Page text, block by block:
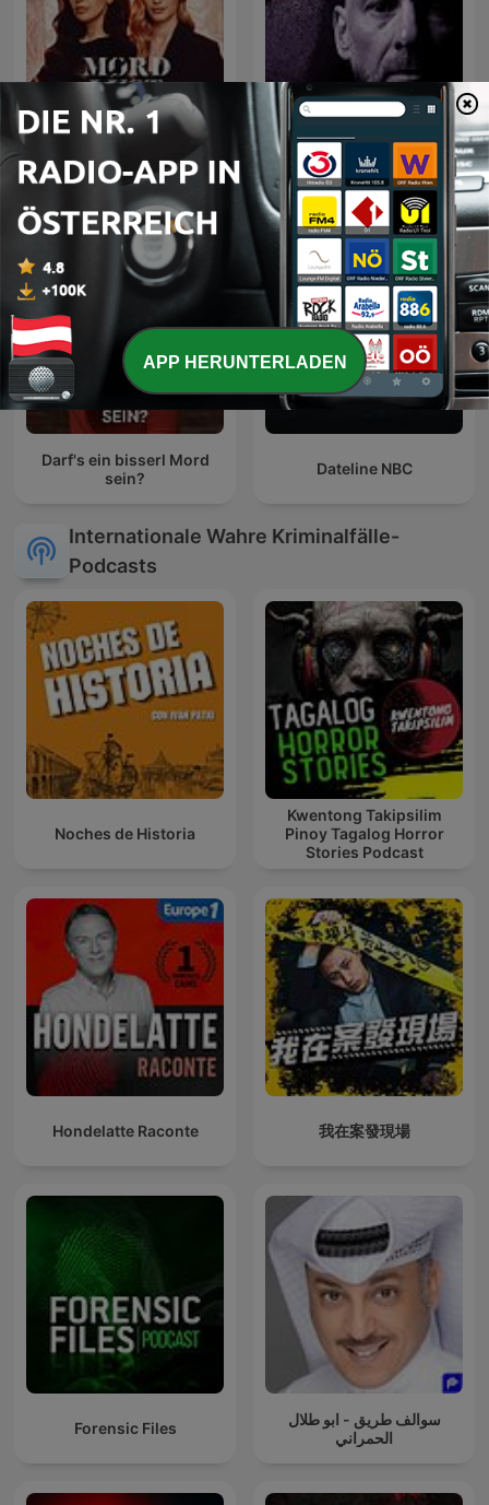
Mordlust
stern Crime -
Spurensuche
Darf's ein bisserl Mord
sein?
Dateline NBC
Internationale Wahre Kriminalfälle-
Podcasts
Noches de Historia
Kwentong Takipsilim
Pinoy Tagalog Horror
Stories Podcast
Hondelatte Raconte 我在案發現場
Forensic Files
سوالف طريق - ابو طلال
الحمراني
APP HERUNTERLADEN